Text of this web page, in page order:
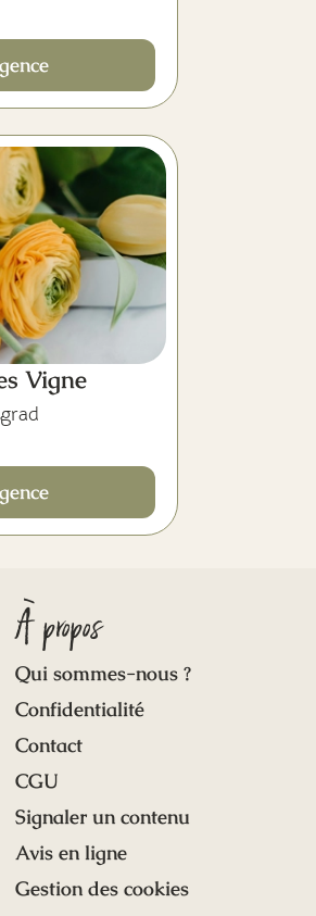
Vigne
À propos
Qui sommes-nous ?
Confidentialité
Contact
CGU
Signaler un contenu
Avis en ligne
Gestion des cookies